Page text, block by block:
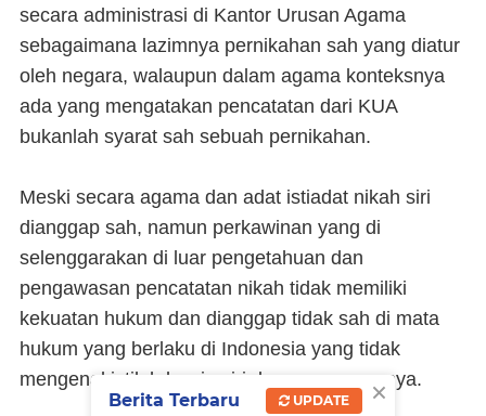
secara administrasi di Kantor Urusan Agama
sebagaimana lazimnya pernikahan sah yang diatur
oleh negara, walaupun dalam agama konteksnya
ada yang mengatakan pencatatan dari KUA
bukanlah syarat sah sebuah pernikahan.
Meski secara agama dan adat istiadat nikah siri
dianggap sah, namun perkawinan yang di
selenggarakan di luar pengetahuan dan
pengawasan pencatatan nikah tidak memiliki
kekuatan hukum dan dianggap tidak sah di mata
hukum yang berlaku di Indonesia yang tidak
mengenal istilah kawin siri dan semacamnnya.
×
Berita Terbaru UPDATE